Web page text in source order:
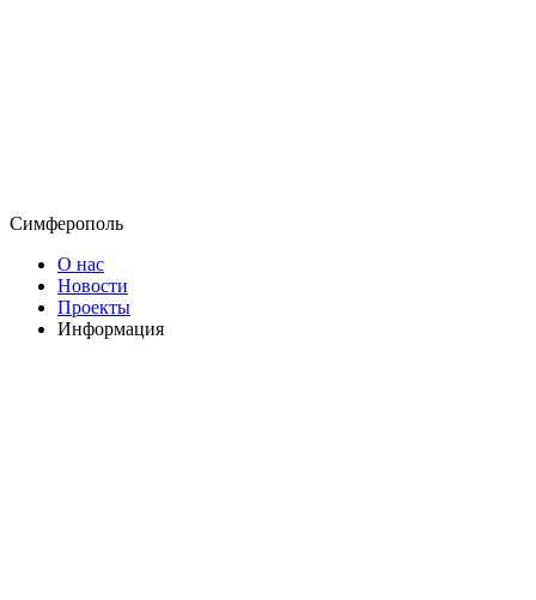
Симферополь
О нас
Новости
Проекты
Информация